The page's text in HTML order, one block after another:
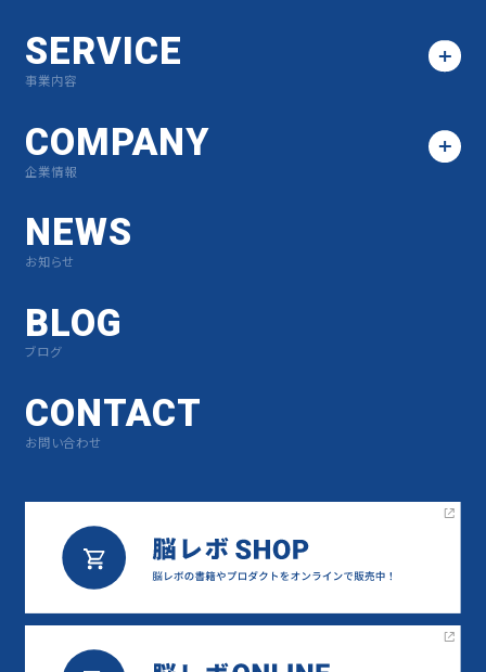
SERVICE
事業内容
COMPANY
企業情報
NEWS
お知らせ
BLOG
ブログ
CONTACT
お問い合わせ